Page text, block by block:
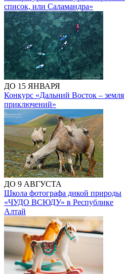
список, или Саламандра»
ДО 15 ЯНВАРЯ
Конкурс «Дальний Восток – земля
приключений»
ДО 9 АВГУСТА
Школа фотографа дикой природы
«ЧУДО ВСЮДУ» в Республике
Алтай